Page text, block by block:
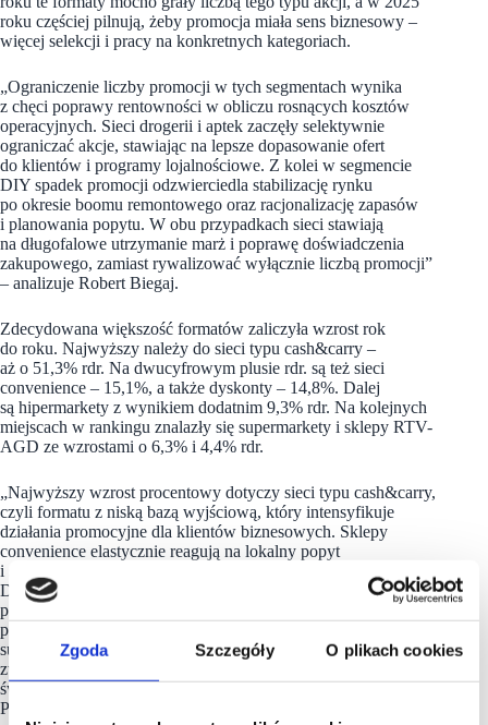
Zgoda Szczegóły O plikach cookies
roku częściej pilnują, żeby promocja miała sens biznesowy –
więcej selekcji i pracy na konkretnych kategoriach.
„Ograniczenie liczby promocji w tych segmentach wynika
z chęci poprawy rentowności w obliczu rosnących kosztów
operacyjnych. Sieci drogerii i aptek zaczęły selektywnie
ograniczać akcje, stawiając na lepsze dopasowanie ofert
do klientów i programy lojalnościowe. Z kolei w segmencie
DIY spadek promocji odzwierciedla stabilizację rynku
po okresie boomu remontowego oraz racjonalizację zapasów
i planowania popytu. W obu przypadkach sieci stawiają
na długofalowe utrzymanie marż i poprawę doświadczenia
zakupowego, zamiast rywalizować wyłącznie liczbą promocji”
– analizuje Robert Biegaj.
Zdecydowana większość formatów zaliczyła wzrost rok
do roku. Najwyższy należy do sieci typu cash&carry –
aż o 51,3% rdr. Na dwucyfrowym plusie rdr. są też sieci
convenience – 15,1%, a także dyskonty – 14,8%. Dalej
są hipermarkety z wynikiem dodatnim 9,3% rdr. Na kolejnych
miejscach w rankingu znalazły się supermarkety i sklepy RTV-
AGD ze wzrostami o 6,3% i 4,4% rdr.
„Najwyższy wzrost procentowy dotyczy sieci typu cash&carry,
czyli formatu z niską bazą wyjściową, który intensyfikuje
działania promocyjne dla klientów biznesowych. Sklepy
convenience elastycznie reagują na lokalny popyt
i sezonowość, zwiększając liczbę krótkoterminowych promocji.
Dyskonty uplasowały się tuż za nimi. Natomiast umiarkowany
przyrost hipermarketów jest efektem dużej liczby istniejących
promocji i stabilnej polityki cenowej. Nieco wolniej rosły
supermarkety oraz sklepy RTV-AGD, gdzie liczba promocji
zwiększa się głównie w okresach sezonowych, takich jak
święta czy akcje specjalne” – stwierdza ekspert z Shopfully
Poland.